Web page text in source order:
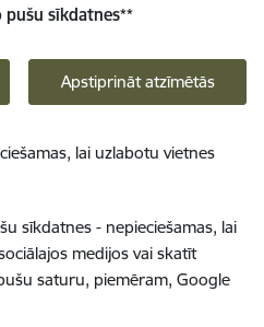
pušu sīkdatnes**
Apstiprināt atzīmētās
lai uzlabotu vietnes
sīkdatnes - nepieciešamas, lai
medijos vai skatīt
saturu, piemēram, Google